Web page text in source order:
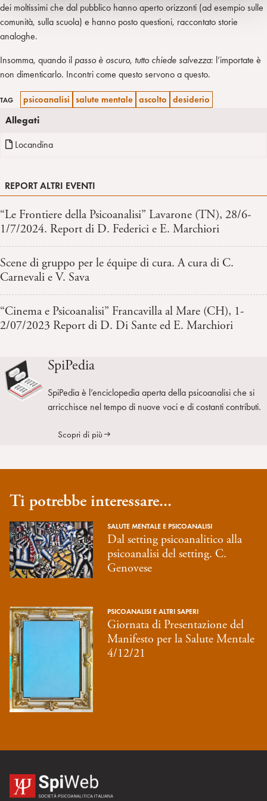
dei moltissimi che dal pubblico hanno aperto orizzonti (ad esempio sulle
comunità, sulla scuola) e hanno posto questioni, raccontato storie
analoghe.
Insomma, quando il passo è oscuro, tutto chiede salvezza: l’importate è
non dimenticarlo. Incontri come questo servono a questo.
TAG psicoanalisi salute mentale ascolto desiderio
Allegati
Locandina
REPORT ALTRI EVENTI
“Le Frontiere della Psicoanalisi” Lavarone (TN), 28/6-
1/7/2024. Report di D. Federici e E. Marchiori
Scene di gruppo per le équipe di cura. A cura di C.
Carnevali e V. Sava
“Cinema e Psicoanalisi” Francavilla al Mare (CH), 1-
2/07/2023 Report di D. Di Sante ed E. Marchiori
SpiPedia
SpiPedia è l’enciclopedia aperta della psicoanalisi che si
arricchisce nel tempo di nuove voci e di costanti contributi.
Scopri di più
Ti potrebbe interessare...
SALUTE MENTALE E PSICOANALISI
Dal setting psicoanalitico alla
psicoanalisi del setting. C.
Genovese
PSICOANALISI E ALTRI SAPERI
Giornata di Presentazione del
Manifesto per la Salute Mentale
4/12/21